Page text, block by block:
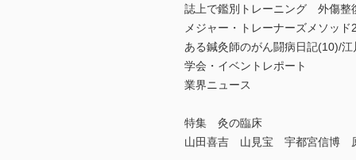
誌上で鑑別トレーニング 外傷整
メジャー・トレーナーズメソッ
ある鍼灸師のがん闘病日記(10)/江
学会・イベントレポート
業界ニュース
特集 灸の臨床
山田喜吉 山見宝 宇都宮信博